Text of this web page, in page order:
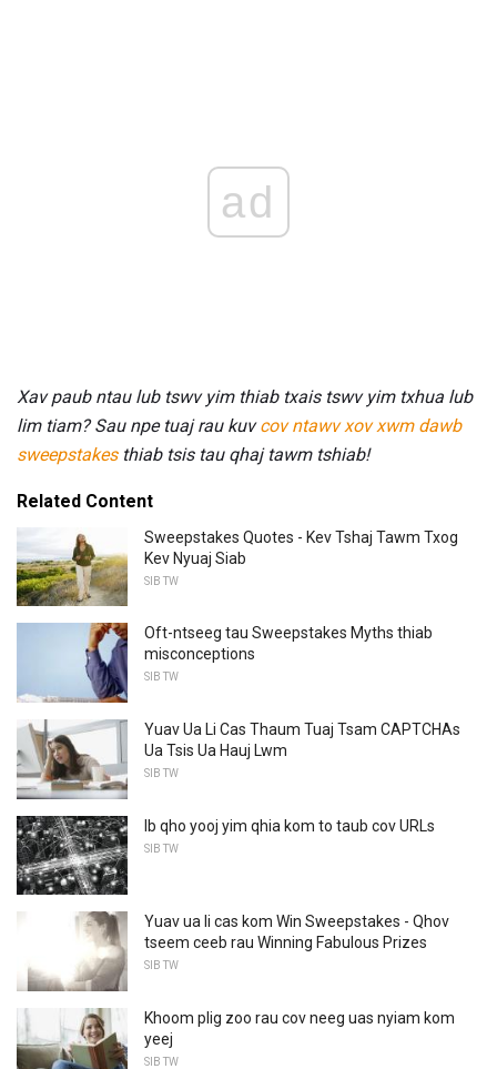
ad
Xav paub ntau lub tswv yim thiab txais tswv yim txhua lub
lim tiam? Sau npe tuaj rau kuvcov ntawv xov xwm dawb
sweepstakesthiab tsis tau qhaj tawm tshiab!
Related Content
Sweepstakes Quotes - Kev Tshaj Tawm Txog
Kev Nyuaj Siab
SIB TW
Oft-ntseeg tau Sweepstakes Myths thiab
misconceptions
SIB TW
Yuav Ua Li Cas Thaum Tuaj Tsam CAPTCHAs
Ua Tsis Ua Hauj Lwm
SIB TW
Ib qho yooj yim qhia kom to taub cov URLs
SIB TW
Yuav ua li cas kom Win Sweepstakes - Qhov
tseem ceeb rau Winning Fabulous Prizes
SIB TW
Khoom plig zoo rau cov neeg uas nyiam kom
yeej
SIB TW